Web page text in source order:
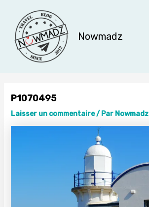
contenu
Nowmadz
P1070495
Laisser un commentaire / Par Nowmadz